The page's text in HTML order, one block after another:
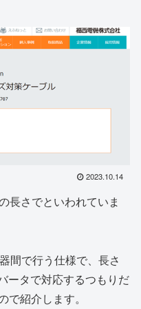
2023.10.14
長さでといわれていま
間で行う仕様で、長さ
ータで対応するつもりだ
紹介します。